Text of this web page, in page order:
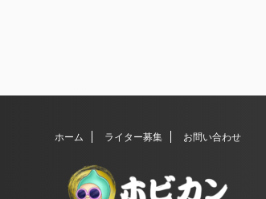
ホーム ライター募集 お問い合わせ